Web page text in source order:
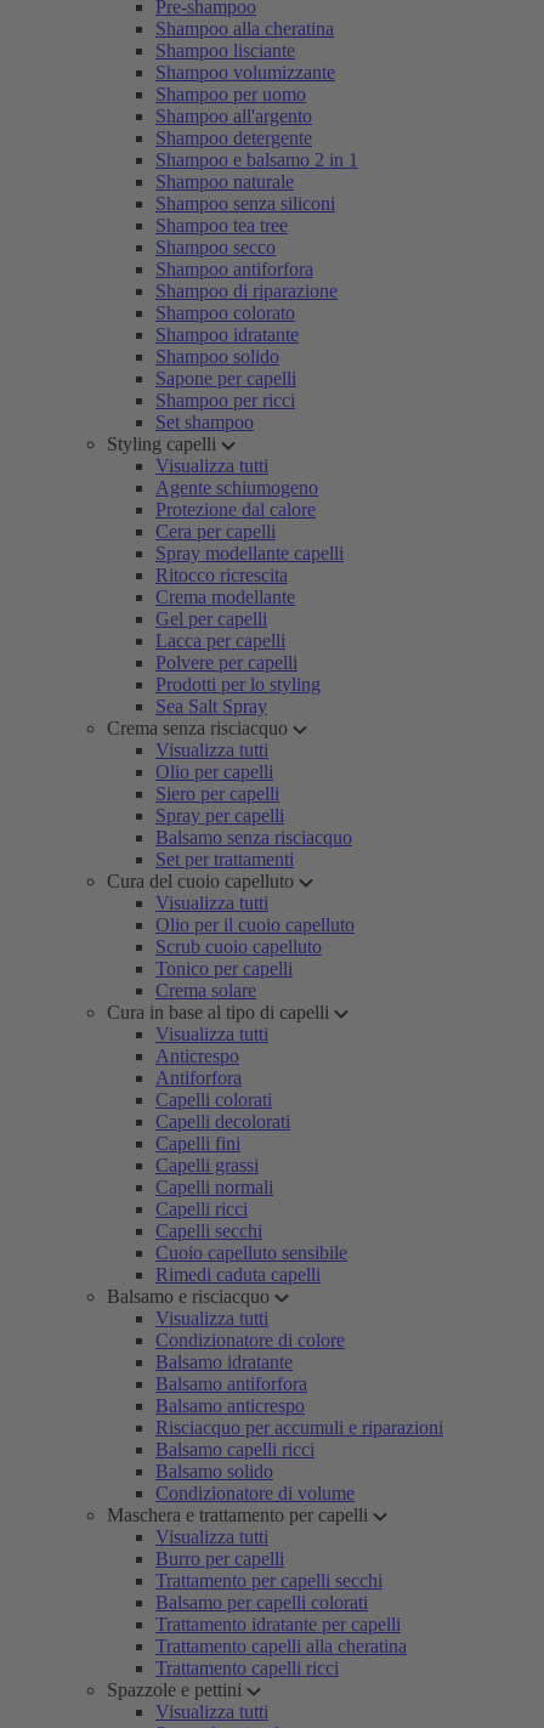
Pre-shampoo
Shampoo alla cheratina
Shampoo lisciante
Shampoo volumizzante
Shampoo per uomo
Shampoo all'argento
Shampoo detergente
Shampoo e balsamo 2 in 1
Shampoo naturale
Shampoo senza siliconi
Shampoo tea tree
Shampoo secco
Shampoo antiforfora
Shampoo di riparazione
Shampoo colorato
Shampoo idratante
Shampoo solido
Sapone per capelli
Shampoo per ricci
Set shampoo
Styling capelli
Visualizza tutti
Agente schiumogeno
Protezione dal calore
Cera per capelli
Spray modellante capelli
Ritocco ricrescita
Crema modellante
Gel per capelli
Lacca per capelli
Polvere per capelli
Prodotti per lo styling
Sea Salt Spray
Crema senza risciacquo
Visualizza tutti
Olio per capelli
Siero per capelli
Spray per capelli
Balsamo senza risciacquo
Set per trattamenti
Cura del cuoio capelluto
Visualizza tutti
Olio per il cuoio capelluto
Scrub cuoio capelluto
Tonico per capelli
Crema solare
Cura in base al tipo di capelli
Visualizza tutti
Anticrespo
Antiforfora
Capelli colorati
Capelli decolorati
Capelli fini
Capelli grassi
Capelli normali
Capelli ricci
Capelli secchi
Cuoio capelluto sensibile
Rimedi caduta capelli
Balsamo e risciacquo
Visualizza tutti
Condizionatore di colore
Balsamo idratante
Balsamo antiforfora
Balsamo anticrespo
Risciacquo per accumuli e riparazioni
Balsamo capelli ricci
Balsamo solido
Condizionatore di volume
Maschera e trattamento per capelli
Visualizza tutti
Burro per capelli
Trattamento per capelli secchi
Balsamo per capelli colorati
Trattamento idratante per capelli
Trattamento capelli alla cheratina
Trattamento capelli ricci
Spazzole e pettini
Visualizza tutti